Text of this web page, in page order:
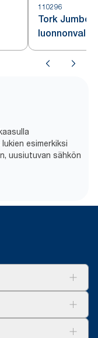
110296
Tork Jumbo
esimerkiksi
uusiutuvan sähkön